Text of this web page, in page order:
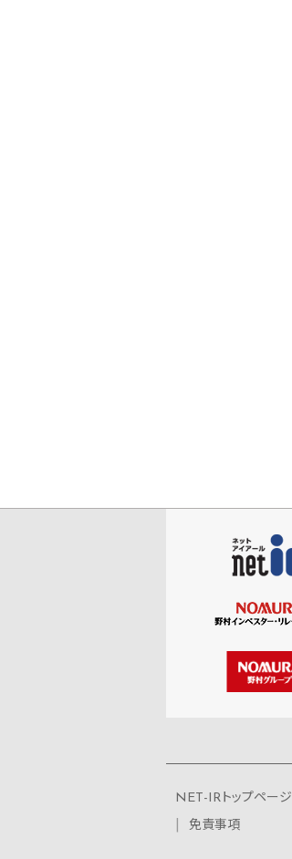
NET-IRトップページ
免責事項